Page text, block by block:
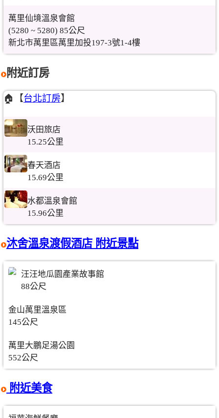
萬里仙境溫泉會館
(5280 ~ 5280) 85公尺
新北市萬里區萬里加投197-3號1-4樓
附近訂房
🏠【台北訂房】
沃田旅店
15.25公里
春天酒店
15.69公里
水都溫泉會館
15.96公里
沐舍溫泉渡假酒店 附近景點
汪汪地瓜園產業故事館
88公尺
金山萬里溫泉區
145公尺
萬里大鵬足湯公園
552公尺
附近美食